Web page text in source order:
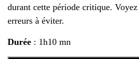
durant cette période critique.
erreurs à éviter.
Durée : 1h10 mn